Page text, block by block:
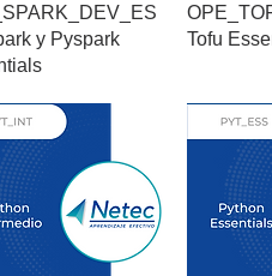
y Pyspark
Tofu